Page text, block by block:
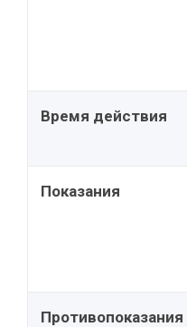
Время действия
Показания
Противопоказания